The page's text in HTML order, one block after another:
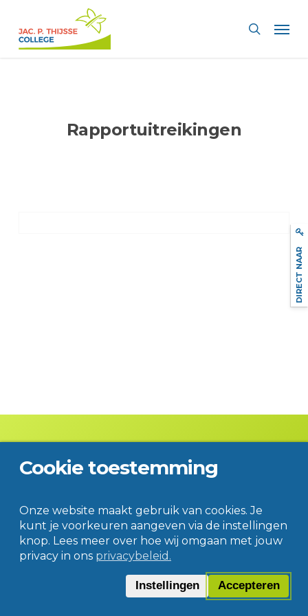
main
search
Rapportuitreikingen
© Jac. P. Thijsse College
DIRECT NAAR
Cookie toestemming
Onze website maakt gebruik van cookies. Je
kunt je voorkeuren aangeven via de instellingen
knop. Lees meer over hoe wij omgaan met jouw
privacy in ons privacybeleid.
Instellingen Accepteren